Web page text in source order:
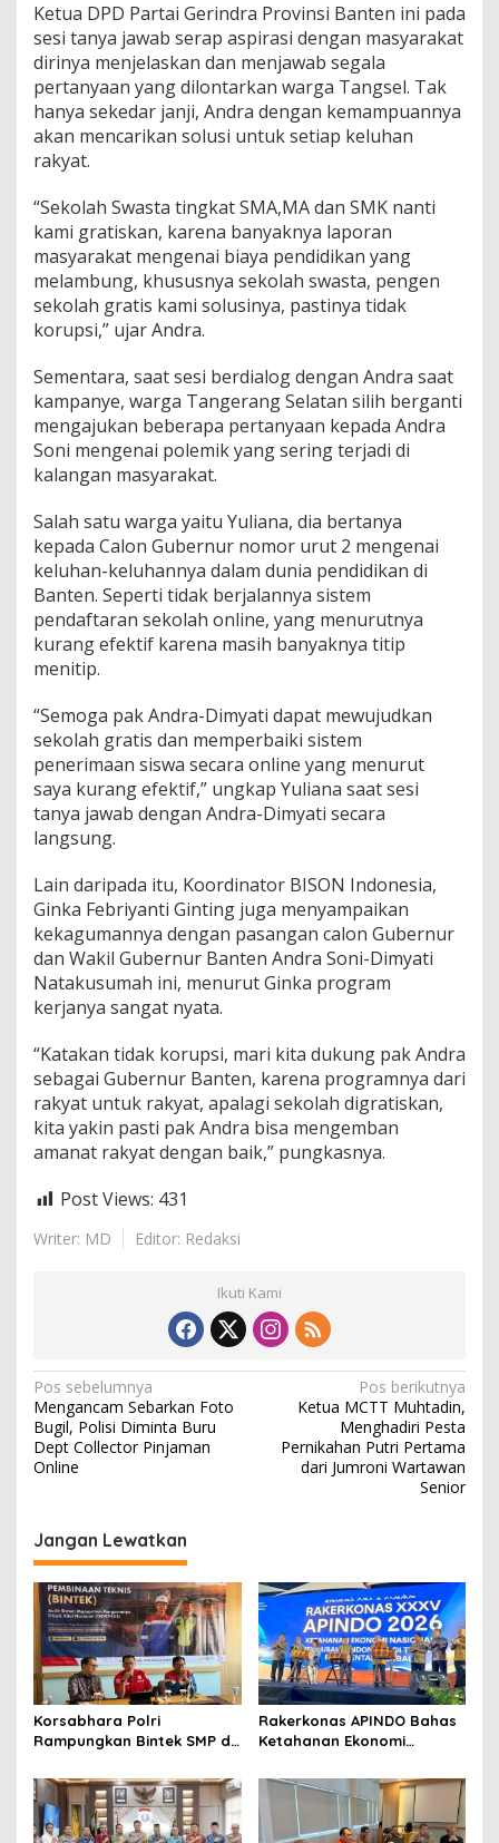
Ketua DPD Partai Gerindra Provinsi Banten ini pada
sesi tanya jawab serap aspirasi dengan masyarakat
dirinya menjelaskan dan menjawab segala
pertanyaan yang dilontarkan warga Tangsel. Tak
hanya sekedar janji, Andra dengan kemampuannya
akan mencarikan solusi untuk setiap keluhan
rakyat.
“Sekolah Swasta tingkat SMA,MA dan SMK nanti
kami gratiskan, karena banyaknya laporan
masyarakat mengenai biaya pendidikan yang
melambung, khususnya sekolah swasta, pengen
sekolah gratis kami solusinya, pastinya tidak
korupsi,” ujar Andra.
Sementara, saat sesi berdialog dengan Andra saat
kampanye, warga Tangerang Selatan silih berganti
mengajukan beberapa pertanyaan kepada Andra
Soni mengenai polemik yang sering terjadi di
kalangan masyarakat.
Salah satu warga yaitu Yuliana, dia bertanya
kepada Calon Gubernur nomor urut 2 mengenai
keluhan-keluhannya dalam dunia pendidikan di
Banten. Seperti tidak berjalannya sistem
pendaftaran sekolah online, yang menurutnya
kurang efektif karena masih banyaknya titip
menitip.
“Semoga pak Andra-Dimyati dapat mewujudkan
sekolah gratis dan memperbaiki sistem
penerimaan siswa secara online yang menurut
saya kurang efektif,” ungkap Yuliana saat sesi
tanya jawab dengan Andra-Dimyati secara
langsung.
Lain daripada itu, Koordinator BISON Indonesia,
Ginka Febriyanti Ginting juga menyampaikan
kekagumannya dengan pasangan calon Gubernur
dan Wakil Gubernur Banten Andra Soni-Dimyati
Natakusumah ini, menurut Ginka program
kerjanya sangat nyata.
“Katakan tidak korupsi, mari kita dukung pak Andra
sebagai Gubernur Banten, karena programnya dari
rakyat untuk rakyat, apalagi sekolah digratiskan,
kita yakin pasti pak Andra bisa mengemban
amanat rakyat dengan baik,” pungkasnya.
Post Views: 431
Writer: MD Editor: Redaksi
Ikuti Kami
N
a
v
i
a
s
i
p
o
s
Pos sebelumnya
Mengancam Sebarkan Foto
Bugil, Polisi Diminta Buru
Dept Collector Pinjaman
Online
Pos berikutnya
Ketua MCTT Muhtadin,
Menghadiri Pesta
Pernikahan Putri Pertama
dari Jumroni Wartawan
Senior
Jangan Lewatkan
Korsabhara Polri
Rampungkan Bintek SMP di
Pengamanan Capai 88,44
Persen
Rakerkonas APINDO Bahas
Ketahanan Ekonomi
Soroti Pentingnya
Kolaborasi Lintas Sektor